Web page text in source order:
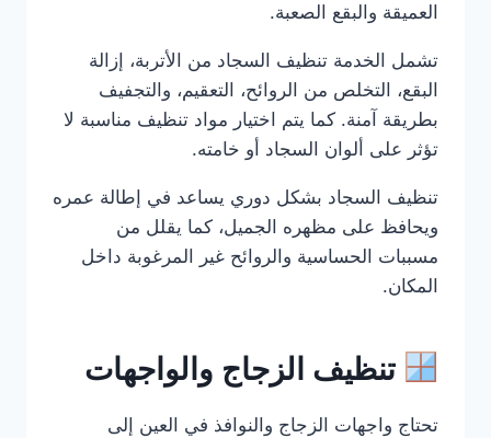
العميقة والبقع الصعبة.
تشمل الخدمة تنظيف السجاد من الأتربة، إزالة
البقع، التخلص من الروائح، التعقيم، والتجفيف
بطريقة آمنة. كما يتم اختيار مواد تنظيف مناسبة لا
تؤثر على ألوان السجاد أو خامته.
تنظيف السجاد بشكل دوري يساعد في إطالة عمره
ويحافظ على مظهره الجميل، كما يقلل من
مسببات الحساسية والروائح غير المرغوبة داخل
المكان.
تنظيف الزجاج والواجهات
تحتاج واجهات الزجاج والنوافذ في العين إلى